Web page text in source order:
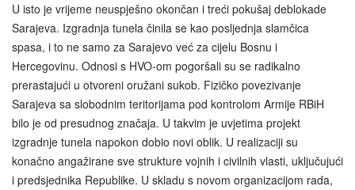
U isto je vrijeme neuspješno okončan i treći pokušaj deblokade
Sarajeva. Izgradnja tunela činila se kao posljednja slamčica
spasa, i to ne samo za Sarajevo već za cijelu Bosnu i
Hercegovinu. Odnosi s HVO-om pogoršali su se radikalno
prerastajući u otvoreni oružani sukob. Fizičko povezivanje
Sarajeva sa slobodnim teritorijama pod kontrolom Armije RBiH
bilo je od presudnog značaja. U takvim je uvjetima projekt
izgradnje tunela napokon dobio novi oblik. U realizaciji su
konačno angažirane sve strukture vojnih i civilnih vlasti, uključujući
i predsjednika Republike. U skladu s novom organizacijom rada,